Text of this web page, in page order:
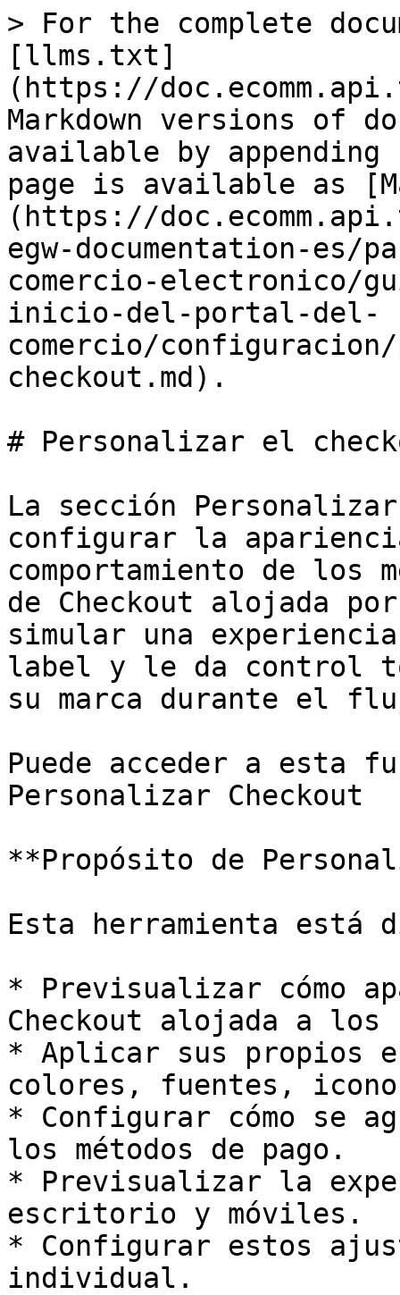
> For the complete
[llms.txt]
(https://
Markdown versions of
available by
page is available as
(https://
egw-documentation-es/
comercio-electronico/
inicio-del-portal-del-
comercio/
checkout.md).
# Personalizar el
La sección
configurar la
comportamiento de los
de Checkout alojada
simular una
label y le da control
su marca durante el
Puede acceder a esta
Personalizar Checkout
**Propósito de
Esta herramienta está
* Previsualizar cómo
Checkout alojada a
* Aplicar sus propios
colores, fuentes,
* Configurar cómo se
los métodos de pago.
* Previsualizar la
escritorio y móviles.
* Configurar estos
individual.